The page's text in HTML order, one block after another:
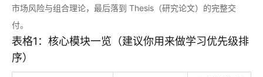
市场风险与组合理论，最后落到 Thesis（研究论文）的完整交
付。
表格1：核心模块一览（建议你用来做学习优先级排
序）